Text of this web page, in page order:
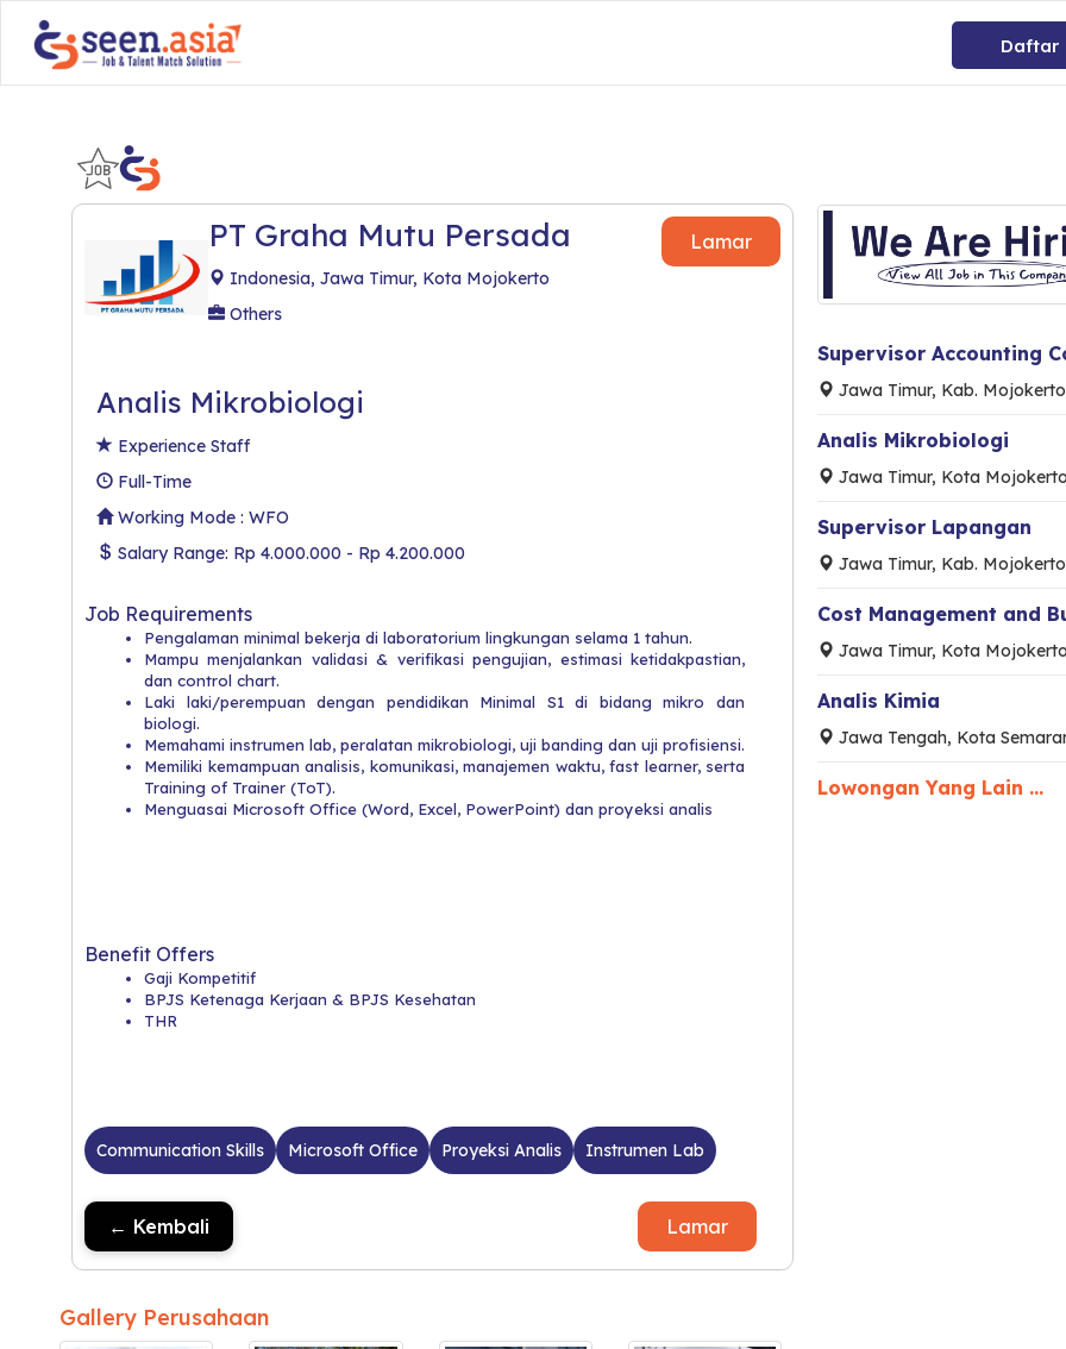
Daftar
PT Graha Mutu Persada
Indonesia, Jawa Timur, Kota Mojokerto
Others
Lamar
Analis Mikrobiologi
Experience Staff
Full-Time
Working Mode : WFO
Salary Range: Rp 4.000.000 - Rp 4.200.000
Job Requirements
Pengalaman minimal bekerja di laboratorium lingkungan selama 1 tahun.
Mampu menjalankan validasi & verifikasi pengujian, estimasi ketidakpastian,
dan control chart.
Laki laki/perempuan dengan pendidikan Minimal S1 di bidang mikro dan
biologi.
Memahami instrumen lab, peralatan mikrobiologi, uji banding dan uji profisiensi.
Memiliki kemampuan analisis, komunikasi, manajemen waktu, fast learner, serta
Training of Trainer (ToT).
Menguasai Microsoft Office (Word, Excel, PowerPoint) dan proyeksi analis
Benefit Offers
Gaji Kompetitif
BPJS Ketenaga Kerjaan & BPJS Kesehatan
THR
Communication Skills Microsoft Office Proyeksi Analis Instrumen Lab
← Kembali Lamar
Gallery Perusahaan
Supervisor Accounting
Jawa Timur, Kab. Mojokerto
Analis Mikrobiologi
Jawa Timur, Kota Mojokerto
Supervisor Lapangan
Jawa Timur, Kab. Mojokerto
Cost Management and
Jawa Timur, Kota Mojokerto
Analis Kimia
Jawa Tengah, Kota
Lowongan Yang Lain ...